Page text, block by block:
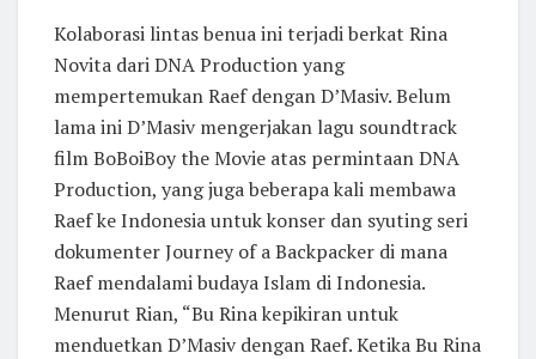
Kolaborasi lintas benua ini terjadi berkat Rina
Novita dari DNA Production yang
mempertemukan Raef dengan D’Masiv. Belum
lama ini D’Masiv mengerjakan lagu soundtrack
film BoBoiBoy the Movie atas permintaan DNA
Production, yang juga beberapa kali membawa
Raef ke Indonesia untuk konser dan syuting seri
dokumenter Journey of a Backpacker di mana
Raef mendalami budaya Islam di Indonesia.
Menurut Rian, “Bu Rina kepikiran untuk
menduetkan D’Masiv dengan Raef. Ketika Bu Rina